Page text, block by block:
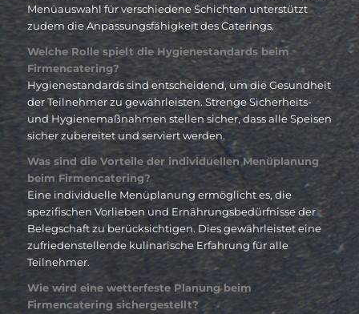
Menüauswahl für verschiedene Schichten unterstützt
zudem die Anpassungsfähigkeit des Caterings.
Welche Rolle spielt die Hygienestandards beim
Firmencatering?
Hygienestandards sind entscheidend, um die Gesundheit
der Teilnehmer zu gewährleisten. Strenge Sicherheits-
und Hygienemaßnahmen stellen sicher, dass alle Speisen
sicher zubereitet und serviert werden.
Was sind die Vorteile der individuellen Menüplanung
beim Firmencatering?
Eine individuelle Menüplanung ermöglicht es, die
spezifischen Vorlieben und Ernährungsbedürfnisse der
Belegschaft zu berücksichtigen. Dies gewährleistet eine
zufriedenstellende kulinarische Erfahrung für alle
Teilnehmer.
Wie wird eine wetterfeste Planung beim
Firmencatering sichergestellt?